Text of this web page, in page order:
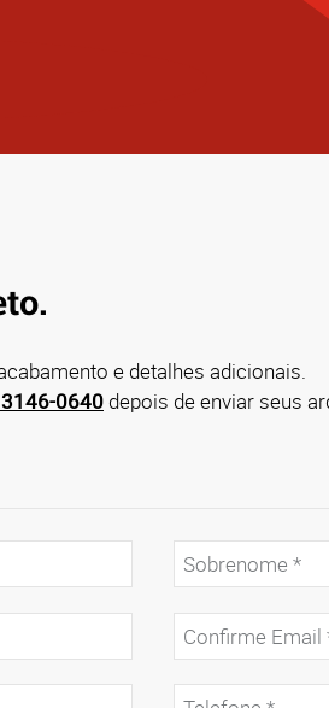
e detalhes adicionais.
0640 depois de enviar seus